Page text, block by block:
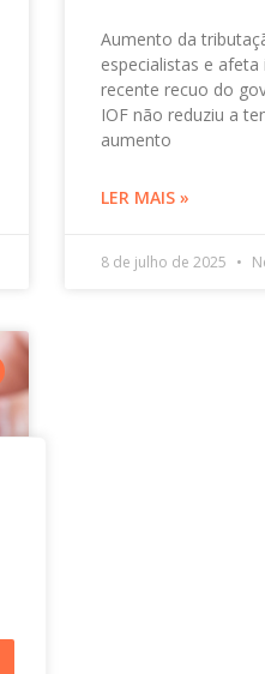
Aumento da
especialistas e
recente recuo do
IOF não reduziu a
aumento
LER MAIS »
8 de julho de 2025